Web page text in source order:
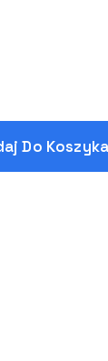
Do Koszyka